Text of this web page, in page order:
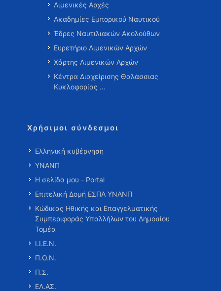
Λιμενικές Αρχές
Ακαδημίες Εμπορικού Ναυτικού
Έδρες Ναυτιλιακών Ακολούθων
Ευρετήριο Λιμενικών Αρχών
Χάρτης Λιμενικών Αρχών
Κέντρα Διαχείρισης Θαλάσσιας
Κυκλοφορίας …
Χρήσιμοι σύνδεσμοι
Ελληνική κυβέρνηση
ΥΝΑΝΠ
Η σελίδα μου - Portal
Επιτελική Δομή ΕΣΠΑ ΥΝΑΝΠ
Κώδικας Ηθικής και Επαγγελματικής
Συμπεριφοράς Υπαλλήλων του Δημοσίου
Τομέα
Ι.Ι.Ε.Ν.
Π.Ο.Ν.
Π.Σ.
ΕΛ.ΑΣ.